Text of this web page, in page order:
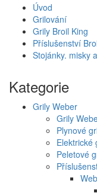
Úvod
Grilování
Grily Broil King
Příslušenství
Stojánky. misky
Kategorie
Grily Weber
Grily
Plynové
Elektrické
Peletové